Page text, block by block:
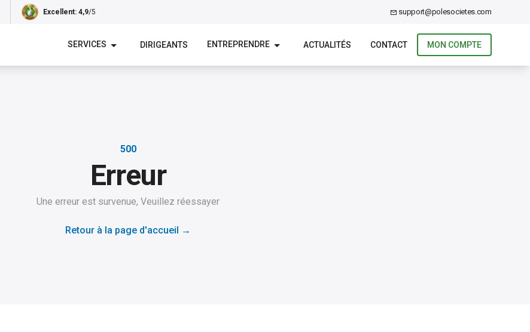
Excellent: 4,9/5 support@polesocietes.com
SERVICES DIRIGEANTS ENTREPRENDRE ACTUALITÉS CONTACT MON COMPTE
500
Erreur
Une erreur est survenue, Veuillez réessayer
Retour à la page d'accueil →